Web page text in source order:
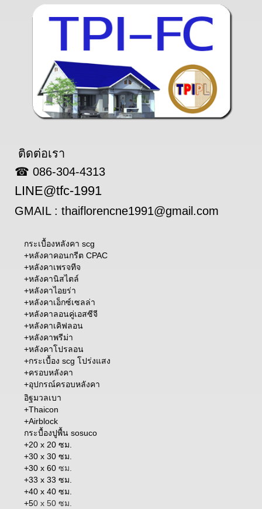
ติดต่อเรา
☎ 086-304-4313
LINE@tfc-1991
GMAIL : thaiflorencne1991@gmail.com
กระเบื้องหลังคา scg
+หลังคาคอนกรีต CPAC
+หลังคาเพรจทีจ
+หลังคานิสไตล์
+หลังคาไอยร่า
+หลังคาเอ็กซ์เซลล่า
+หลังคาลอนคู่เอสซีจี
+หลังคาเคิฟลอน
+หลังคาพรีม่า
+หลังคาโปรลอน
+กระเบื้อง scg โปร่งแสง
+ครอบหลังคา
+อุปกรณ์ครอบหลังคา
อิฐมวลเบา
+Thaicon
+Airblock
กระบื้องปูพื้น sosuco
+20 x 20 ซม.
+30 x 30 ซม.
+30 x 60 ซม.
+33 x 33 ซม.
+40 x 40 ซม.
+50 x 50 ซม.